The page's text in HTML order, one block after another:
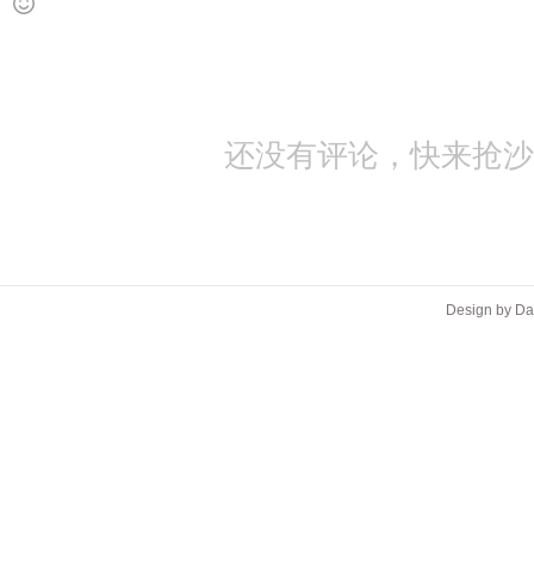
还没有评论，快来抢
Design by